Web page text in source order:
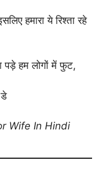
हमारा ये रिश्ता रहे
पड़े हम लोगों में फुट,
Wife In Hindi